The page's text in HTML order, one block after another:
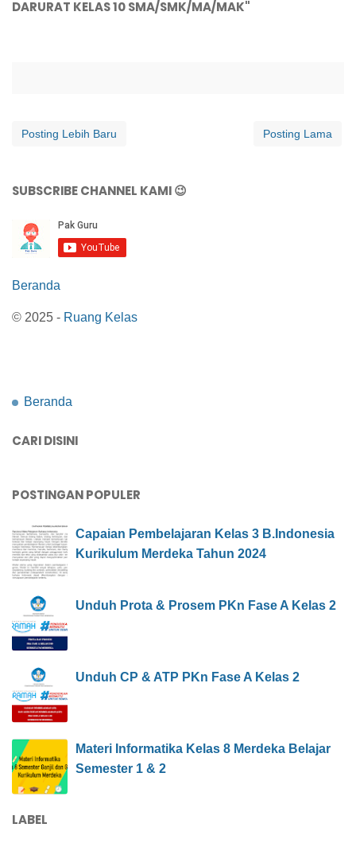
DARURAT KELAS 10 SMA/SMK/MA/MAK"
Posting Lebih Baru Posting Lama
SUBSCRIBE CHANNEL KAMI 😉
Beranda
© 2025 - Ruang Kelas
Beranda
CARI DISINI
POSTINGAN POPULER
Capaian Pembelajaran Kelas 3 B.Indonesia
Kurikulum Merdeka Tahun 2024
Unduh Prota & Prosem PKn Fase A Kelas 2
Unduh CP & ATP PKn Fase A Kelas 2
Materi Informatika Kelas 8 Merdeka Belajar
Semester 1 & 2
LABEL